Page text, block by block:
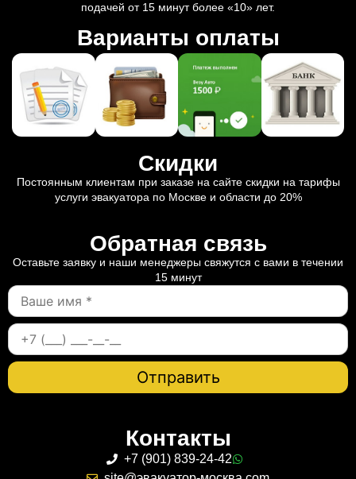
подачей от 15 минут более «10» лет.
Варианты оплаты
Скидки
Постоянным клиентам при заказе на сайте скидки на тарифы
услуги эвакуатора по Москве и области до 20%
Обратная связь
Оставьте заявку и наши менеджеры свяжутся с вами в течении
15 минут
Контакты
+7 (901) 839-24-42